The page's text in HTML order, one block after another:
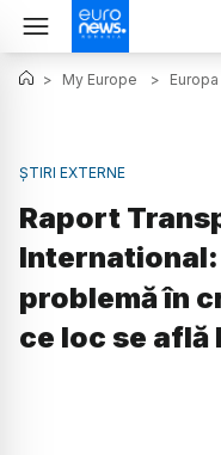
> My Europe > Europa
ȘTIRI EXTERNE
Raport
problemă în
ce loc se află